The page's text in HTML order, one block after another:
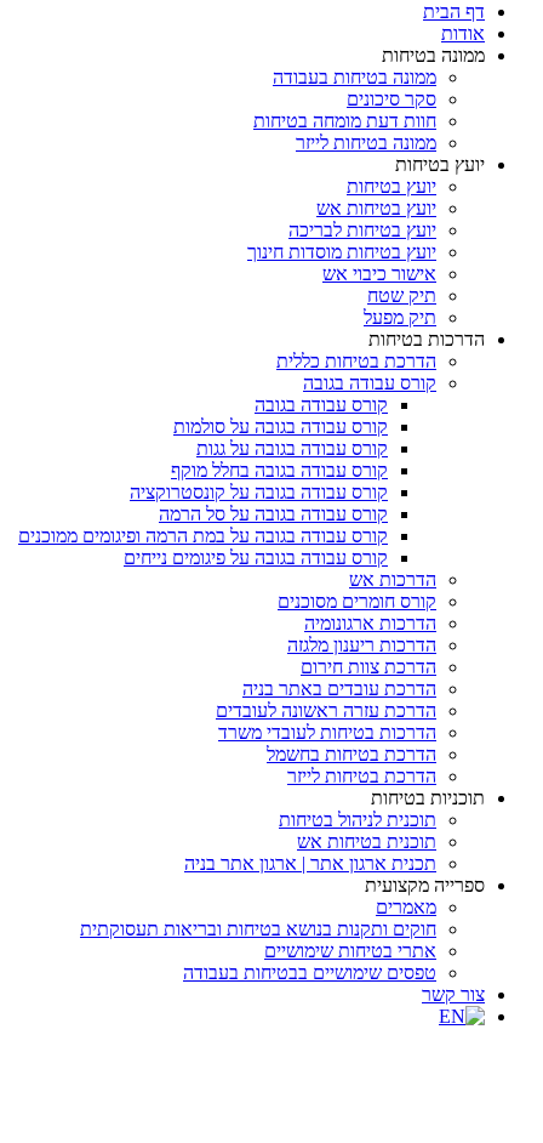
דף הבית
אודות
ממונה בטיחות
ממונה בטיחות בעבודה
סקר סיכונים
חוות דעת מומחה בטיחות
ממונה בטיחות לייזר
יועץ בטיחות
יועץ בטיחות
יועץ בטיחות אש
יועץ בטיחות לבריכה
יועץ בטיחות מוסדות חינוך
אישור כיבוי אש
תיק שטח
תיק מפעל
הדרכות בטיחות
הדרכת בטיחות כללית
קורס עבודה בגובה
קורס עבודה בגובה
קורס עבודה בגובה על סולמות
קורס עבודה בגובה על גגות
קורס עבודה בגובה בחלל מוקף
קורס עבודה בגובה על קונסטרוקציה
קורס עבודה בגובה על סל הרמה
קורס עבודה בגובה על במת הרמה ופיגומים ממוכנים
קורס עבודה בגובה על פיגומים נייחים
הדרכות אש
קורס חומרים מסוכנים
הדרכות ארגונומיה
הדרכות ריענון מלגזה
הדרכת צוות חירום
הדרכת עובדים באתר בניה
הדרכת עזרה ראשונה לעובדים
הדרכות בטיחות לעובדי משרד
הדרכת בטיחות בחשמל
הדרכת בטיחות לייזר
תוכניות בטיחות
תוכנית לניהול בטיחות
תוכנית בטיחות אש
תכנית ארגון אתר | ארגון אתר בניה
ספרייה מקצועית
מאמרים
חוקים ותקנות בנושא בטיחות ובריאות תעסוקתית
אתרי בטיחות שימושיים
טפסים שימושיים בבטיחות בעבודה
צור קשר